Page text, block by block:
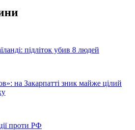
підліток убив 8 людей
на Закарпатті зник майже цілий
проти РФ